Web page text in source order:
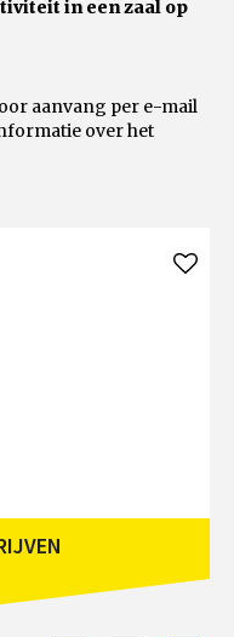
in een zaal op
aanvang per e-mail
over het